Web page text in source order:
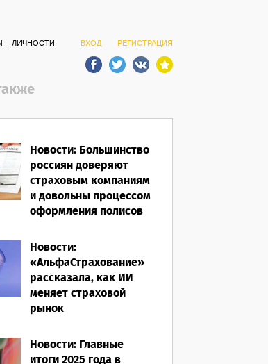
ВХОД РЕГИСТРАЦИЯ
ЛИЧНОСТИ
Новости: Большинство
россиян доверяют
страховым компаниям
и довольны процессом
оформления полисов
Новости:
«АльфаСтрахование»
рассказала, как ИИ
меняет страховой
рынок
Новости: Главные
итоги 2025 года в